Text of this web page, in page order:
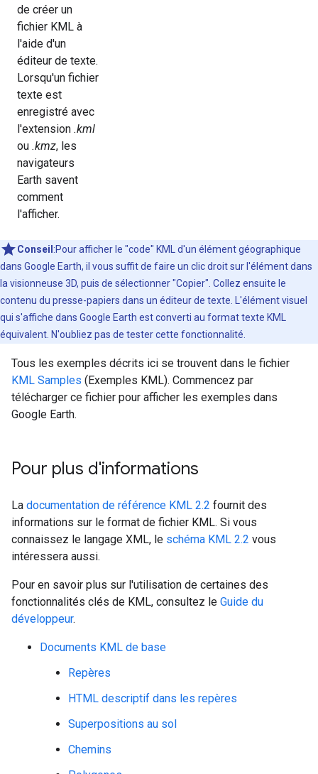
de créer un
fichier KML à
l'aide d'un
éditeur de texte.
Lorsqu'un fichier
texte est
enregistré avec
l'extension .kml
ou .kmz, les
navigateurs
Earth savent
comment
l'afficher.
Conseil :Pour afficher le "code" KML d'un élément géographique
dans Google Earth, il vous suffit de faire un clic droit sur l'élément dans
la visionneuse 3D, puis de sélectionner "Copier". Collez ensuite le
contenu du presse-papiers dans un éditeur de texte. L'élément visuel
qui s'affiche dans Google Earth est converti au format texte KML
équivalent. N'oubliez pas de tester cette fonctionnalité.
Tous les exemples décrits ici se trouvent dans le fichier
KML Samples (Exemples KML). Commencez par
télécharger ce fichier pour afficher les exemples dans
Google Earth.
Pour plus d'informations
La documentation de référence KML 2.2 fournit des
informations sur le format de fichier KML. Si vous
connaissez le langage XML, le schéma KML 2.2 vous
intéressera aussi.
Pour en savoir plus sur l'utilisation de certaines des
fonctionnalités clés de KML, consultez le Guide du
développeur.
Documents KML de base
Repères
HTML descriptif dans les repères
Superpositions au sol
Chemins